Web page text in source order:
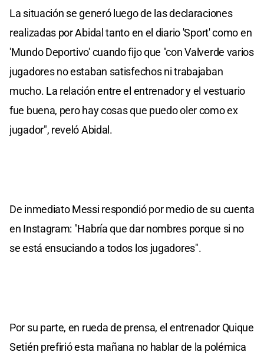
La situación se generó luego de las declaraciones
realizadas por Abidal tanto en el diario 'Sport' como en
'Mundo Deportivo' cuando fijo que "con Valverde varios
jugadores no estaban satisfechos ni trabajaban
mucho. La relación entre el entrenador y el vestuario
fue buena, pero hay cosas que puedo oler como ex
jugador", reveló Abidal.
De inmediato Messi respondió por medio de su cuenta
en Instagram: "Habría que dar nombres porque si no
se está ensuciando a todos los jugadores".
Por su parte, en rueda de prensa, el entrenador Quique
Setién prefirió esta mañana no hablar de la polémica